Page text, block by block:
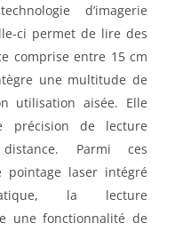
d’imagerie
ci permet de lire des
comprise entre 15 cm
une multitude de
utilisation aisée. Elle
précision de lecture
Parmi ces
pointage laser intégré
la lecture
une fonctionnalité de